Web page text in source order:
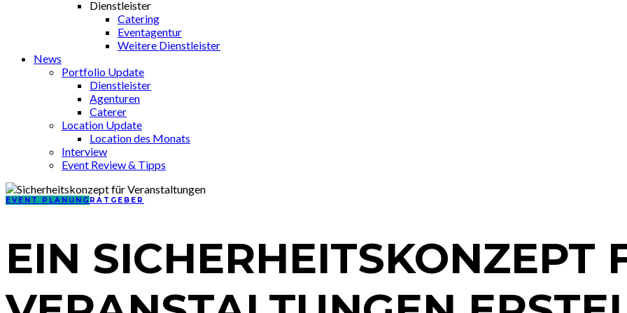
Dienstleister
Catering
Eventagentur
Weitere Dienstleister
News
Portfolio Update
Dienstleister
Agenturen
Caterer
Location Update
Location des Monats
Interview
Event Review & Tipps
EVENT PLANUNG RATGEBER
EIN SICHERHEITSKONZEPT